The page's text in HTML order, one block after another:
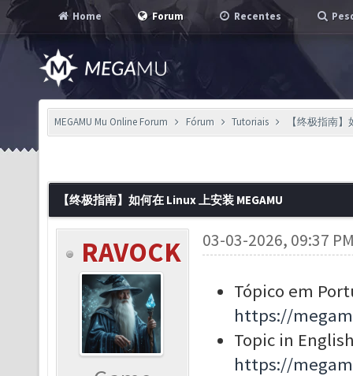
Home Forum Recentes
MEGAMU Mu Online Forum Fórum Tutoriais 【终极指南】
【终极指南】如何在 Linux 上安装 MEGAMU
RAVOCK 03-03-2026, 09:37
Tópico em
https://
Topic in
https://